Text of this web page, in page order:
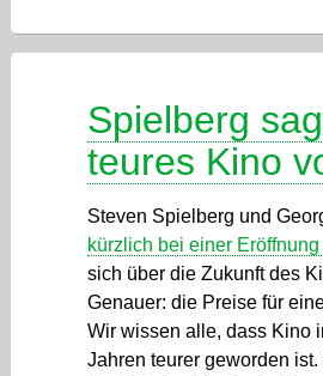
Spielberg
teures Kino
Steven Spielberg und
kürzlich bei einer Eröffnung
sich über die Zukunft des
Genauer: die Preise für
Wir wissen alle, dass Kino
Jahren teurer geworden